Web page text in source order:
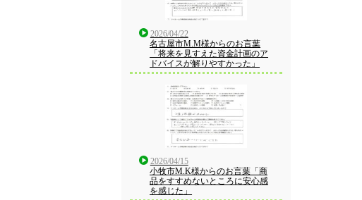
2026/04/22
名古屋市M.M様からのお言葉
「将来を見すえた資金計画のア
ドバイスが解りやすかった」
2026/04/15
小牧市M.K様からのお言葉「商
品をすすめないところに安心感
を感じた」